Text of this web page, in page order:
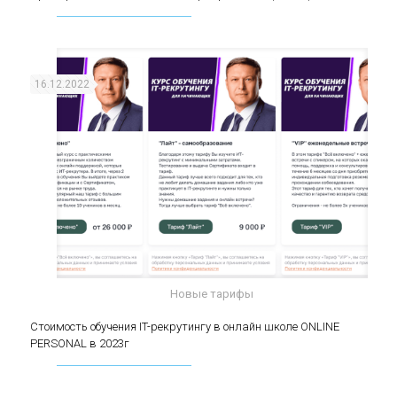
Стоимость обучения IT-рекрутингу в онлайн
Новые тарифы
16.12.2022
Стоимость обучения IT-рекрутингу в онлайн школе ONLINE
PERSONAL в 2023г